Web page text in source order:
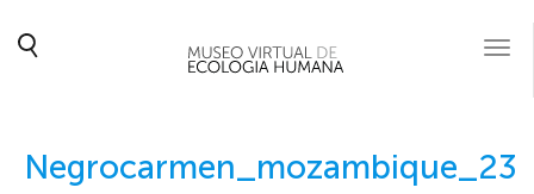
Negrocarmen_mozambique_23